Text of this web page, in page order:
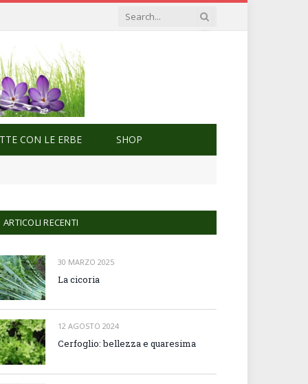
CON LE ERBE SHOP
ARTICOLI RECENTI
30 MARZO 2025
La cicoria
12 AGOSTO 2024
Cerfoglio: bellezza e quaresima